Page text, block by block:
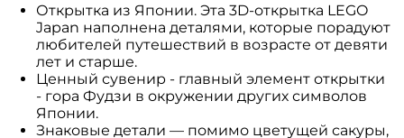
Открытка из Японии. Эта 3D-открытка LEGO
Japan наполнена деталями, которые порадуют
любителей путешествий в возрасте от девяти
лет и старше.
Ценный сувенир - главный элемент открытки
- гора Фудзи в окружении других символов
Японии.
Знаковые детали — помимо цветущей сакуры,